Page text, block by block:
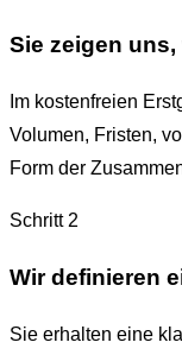
Sie zeigen
Im kostenfreien
Volumen, Fristen,
Form der
Schritt 2
Wir definieren
Sie erhalten eine